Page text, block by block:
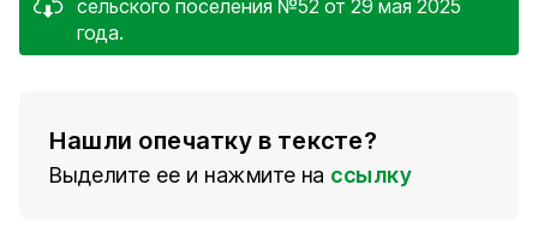
сельского поселения №52 от 29 мая 2025
года.
Нашли опечатку в тексте?
Выделите ее и нажмите на ссылку